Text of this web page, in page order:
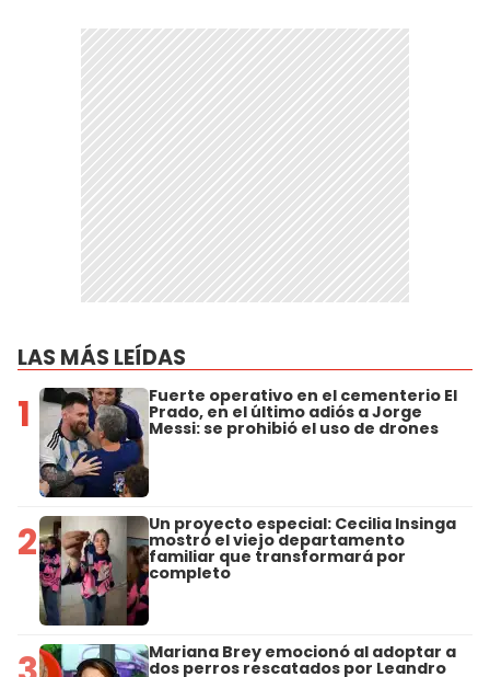
LAS MÁS LEÍDAS
1 Fuerte operativo en el cementerio El
Prado, en el último adiós a Jorge
Messi: se prohibió el uso de drones
2 Un proyecto especial: Cecilia Insinga
mostró el viejo departamento
familiar que transformará por
completo
Mariana Brey emocionó al adoptar a
dos perros rescatados por Leandro